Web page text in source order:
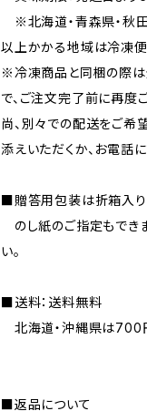
※北海道・青森県・秋
以上かかる地域は冷凍便
※冷凍商品と同梱の際は
で、ご注文完了前に再度
尚、別々での配送をご
添えいただくか、お電話
■贈答用包装は折箱入り
のし紙のご指定もでき
い。
■送料：送料無料
北海道・沖縄県は700
■返品について